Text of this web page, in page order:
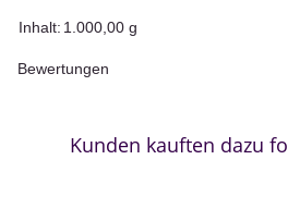
Produkteigenschaft
Wert
Inhalt: 1.000,00 g
Bewertungen
Kunden kauften dazu